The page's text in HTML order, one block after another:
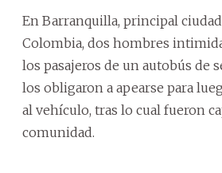
En Barranquilla, principal
Colombia, dos hombres
los pasajeros de un autobús de
los obligaron a apearse para
al vehículo, tras lo cual fueron
comunidad.